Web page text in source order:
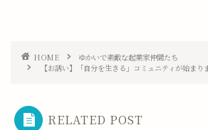
HOME
ゆかいで素敵な起業家仲間たち
【お誘い】「自分を生きる」コミュニティが始まり
RELATED POST